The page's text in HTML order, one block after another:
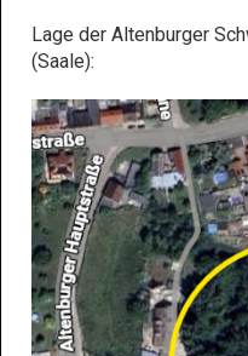
Lage der Altenburger
(Saale):